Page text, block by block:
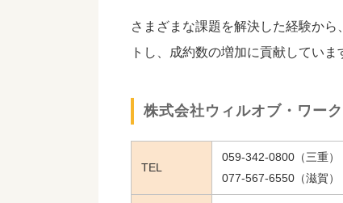
さまざまな課題を解決した経験か
トし、成約数の増加に貢献していま
株式会社ウィルオブ・ワー
TEL
059-342-0800（三重）
077-567-6550（滋賀）